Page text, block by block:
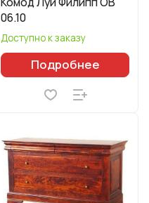
06.10
Доступно к заказу
Подробнее